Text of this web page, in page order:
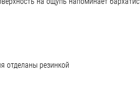
отделаны резинкой